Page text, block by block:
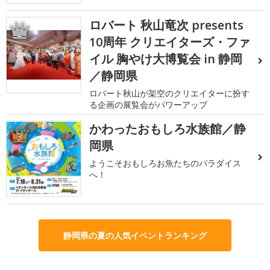
2
ロバート 秋山竜次 presents
10周年 クリエイターズ・ファ
イル 胸やけ大博覧会 in 静岡
／静岡県
ロバート秋山が架空のクリエイターに扮す
る企画の展覧会がパワーアップ
3
かわったおもしろ水族館／静
岡県
ようこそおもしろお魚たちのパラダイス
へ！
静岡県の夏の人気イベントランキング